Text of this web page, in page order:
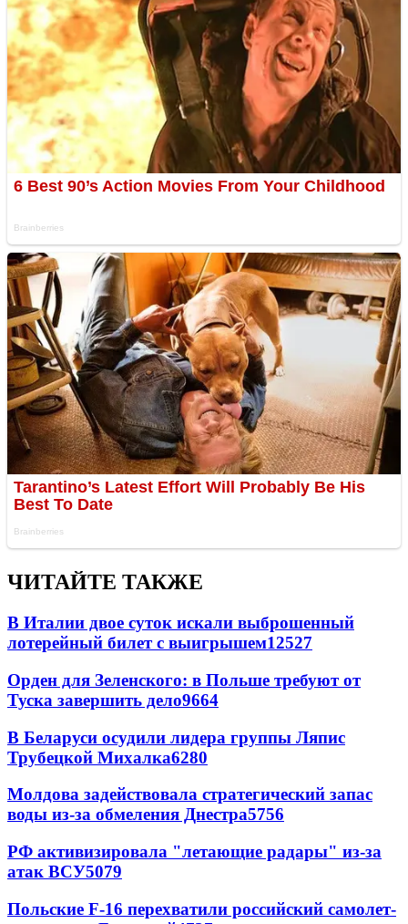
ЧИТАЙТЕ ТАКЖЕ
В Италии двое суток искали выброшенный
лотерейный билет с выигрышем12527
Орден для Зеленского: в Польше требуют от
Туска завершить дело9664
В Беларуси осудили лидера группы Ляпис
Трубецкой Михалка6280
Молдова задействовала стратегический запас
воды из-за обмеления Днестра5756
РФ активизировала "летающие радары" из-за
атак ВСУ5079
Польские F-16 перехватили российский самолет-